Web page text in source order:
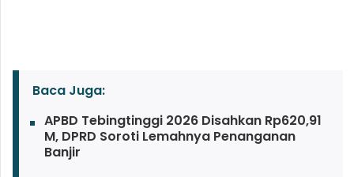
Baca Juga:
APBD Tebingtinggi 2026 Disahkan Rp620,91
M, DPRD Soroti Lemahnya Penanganan
Banjir